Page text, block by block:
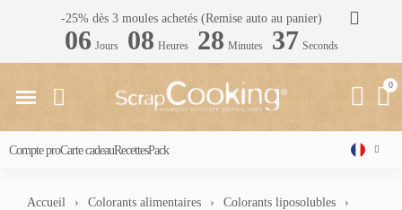
-25% dès 3 moules achetés (Remise auto au panier)
06 Jours 08 Heures 28 Minutes 36 Seconds
Compte proCarte cadeauRecettesPack
Accueil Colorants alimentaires
Colorants liposolubles